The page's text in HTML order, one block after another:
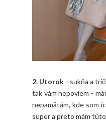
2. Utorok - sukňa a
tak vám nepoviem -
nepamätám, kde som
super a preto mám